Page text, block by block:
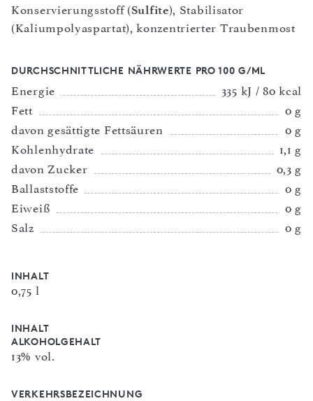
Konservierungsstoff (Sulfite), Stabilisator
(Kaliumpolyaspartat), konzentrierter Traubenmost
DURCHSCHNITTLICHE NÄHRWERTE PRO 100 G/ML
Energie
335 kJ / 80 kcal
Fett
0 g
davon gesättigte Fettsäuren
0 g
Kohlenhydrate
1,1 g
davon Zucker
0,3 g
Ballaststoffe
0 g
Eiweiß
0 g
Salz
0 g
INHALT
0,75 l
INHALT
ALKOHOLGEHALT
13% vol.
VERKEHRSBEZEICHNUNG